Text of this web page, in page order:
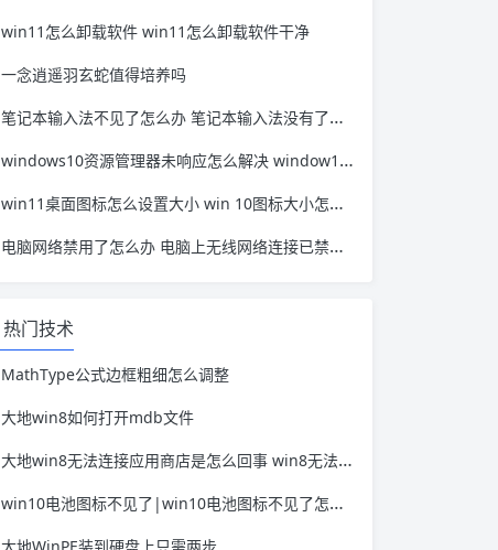
win11怎么卸载软件 win11怎么卸载软件干净
一念逍遥羽玄蛇值得培养吗
笔记本输入法不见了怎么办 笔记本输入法没有了怎么办
windows10资源管理器未响应怎么解决 window10资源管理器无响应
win11桌面图标怎么设置大小 win 10图标大小怎么设置
电脑网络禁用了怎么办 电脑上无线网络连接已禁用怎么办
热门技术
MathType公式边框粗细怎么调整
大地win8如何打开mdb文件
大地win8无法连接应用商店是怎么回事 win8无法打开应用商店
win10电池图标不见了|win10电池图标不见了怎么找回 win10电池显示不出来